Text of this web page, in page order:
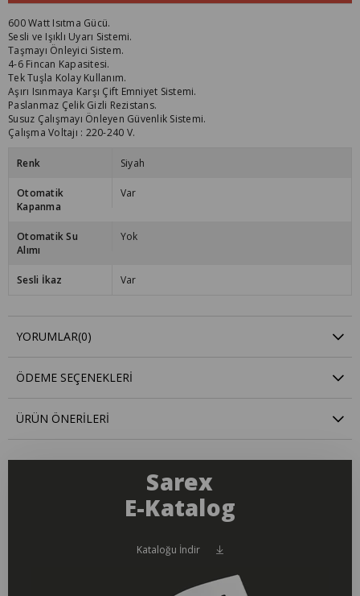
600 Watt Isıtma Gücü.
Sesli ve Işıklı Uyarı Sistemi.
Taşmayı Önleyici Sistem.
4-6 Fincan Kapasitesi.
Tek Tuşla Kolay Kullanım.
Aşırı Isınmaya Karşı Çift Emniyet Sistemi.
Paslanmaz Çelik Gizli Rezistans.
Susuz Çalışmayı Önleyen Güvenlik Sistemi.
Çalışma Voltajı : 220-240 V.
Renk Siyah
Otomatik
Kapanma
Var
Otomatik Su
Alımı
Yok
Sesli İkaz Var
YORUMLAR(0)
ÖDEME SEÇENEKLERI
ÜRÜN ÖNERILERI
Sarex
E-Katalog
Kataloğu İndir